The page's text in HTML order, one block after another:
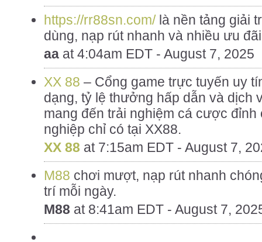
https://rr88sn.com/là nền tảng giải
dùng, nạp rút nhanh và nhiều ưu
aa at4:04am EDT - August 7, 2025
XX 88 – Cổng game trực tuyến uy
dạng, tỷ lệ thưởng hấp dẫn và dịch
mang đến trải nghiệm cá cược
nghiệp chỉ có tại XX88.
XX 88 at 7:15am EDT - August 7,
M88 chơi mượt, nạp rút nhanh
trí mỗi ngày.
M88 at 8:41am EDT - August 7,